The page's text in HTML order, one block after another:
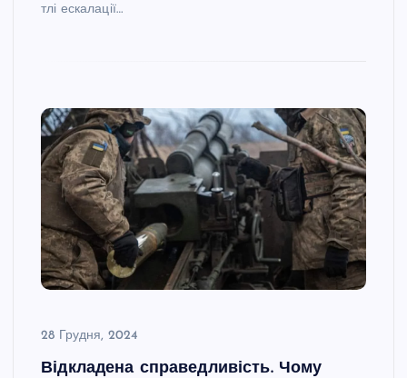
тлі ескалації…
28 Грудня, 2024
Відкладена справедливість. Чому